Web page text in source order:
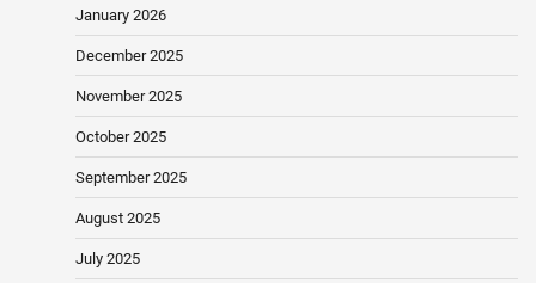
January 2026
December 2025
November 2025
October 2025
September 2025
August 2025
July 2025